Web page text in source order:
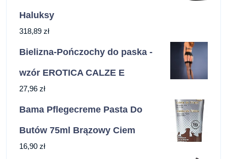
Haluksy
318,89 zł
Bielizna-Pończochy do paska -
wzór EROTICA CALZE E
27,96 zł
Bama Pflegecreme Pasta Do
Butów 75ml Brązowy Ciem
16,90 zł